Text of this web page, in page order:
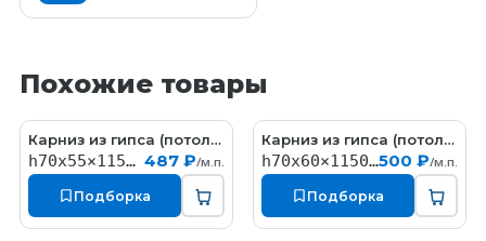
Похожие товары
KT058Карниз из гипса (потолочный плинтус) (h70x55мм)
h70x55×1150мм 487 ₽/м.п.
Подборка
КT323Карниз из гипса (потолочный плинтус) (h70x60мм)
h70x60×1150мм500 ₽/м.п.
Подборка